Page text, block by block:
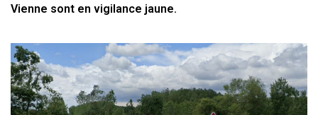
Vienne sont en vigilance jaune.